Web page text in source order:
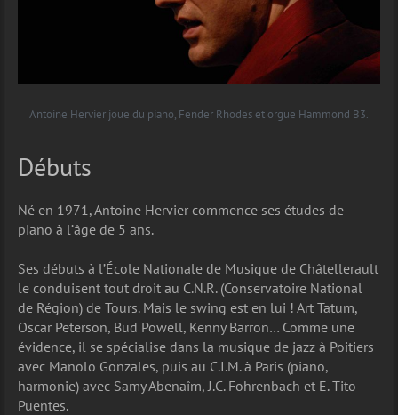
Antoine Hervier joue du piano, Fender Rhodes et orgue Hammond B3.
Débuts
Né en 1971, Antoine Hervier commence ses études de
piano à l’âge de 5 ans.
Ses débuts à l’École Nationale de Musique de Châtellerault
le conduisent tout droit au C.N.R. (Conservatoire National
de Région) de Tours. Mais le swing est en lui ! Art Tatum,
Oscar Peterson, Bud Powell, Kenny Barron… Comme une
évidence, il se spécialise dans la musique de jazz à Poitiers
avec Manolo Gonzales, puis au C.I.M. à Paris (piano,
harmonie) avec Samy Abenaîm, J.C. Fohrenbach et E. Tito
Puentes.